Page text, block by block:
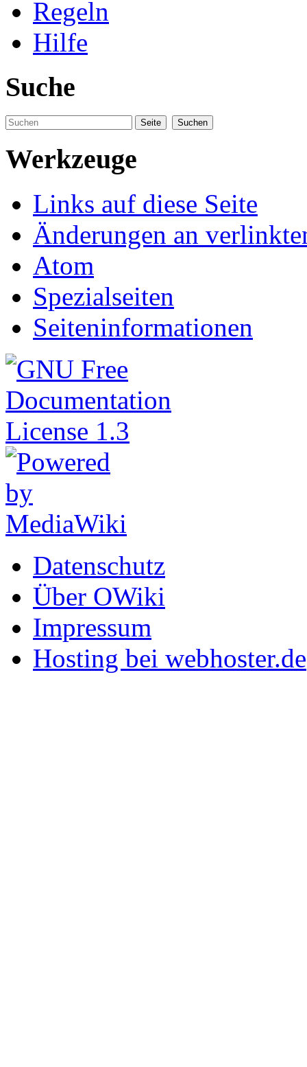
Regeln
Hilfe
Suche
Werkzeuge
Links auf diese Seite
Änderungen an
Atom
Spezialseiten
Seiteninformationen
Datenschutz
Über OWiki
Impressum
Hosting bei webhoster.de